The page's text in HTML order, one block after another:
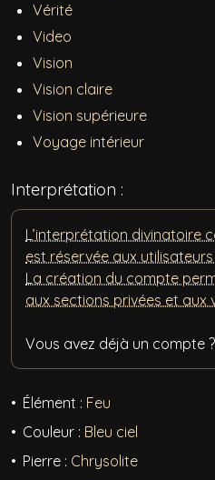
Vérité
Video
Vision
Vision claire
Vision supérieure
Voyage intérieur
Interprétation :
L’interprétation divinatoire
est réservée aux
La création du compte
aux sections privées et aux
Vous avez déjà un compte ?
Élément : Feu
Couleur : Bleu ciel
Pierre : Chrysolite